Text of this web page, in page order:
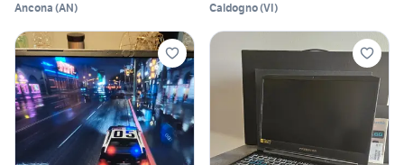
Ancona (AN) Caldogno(VI)